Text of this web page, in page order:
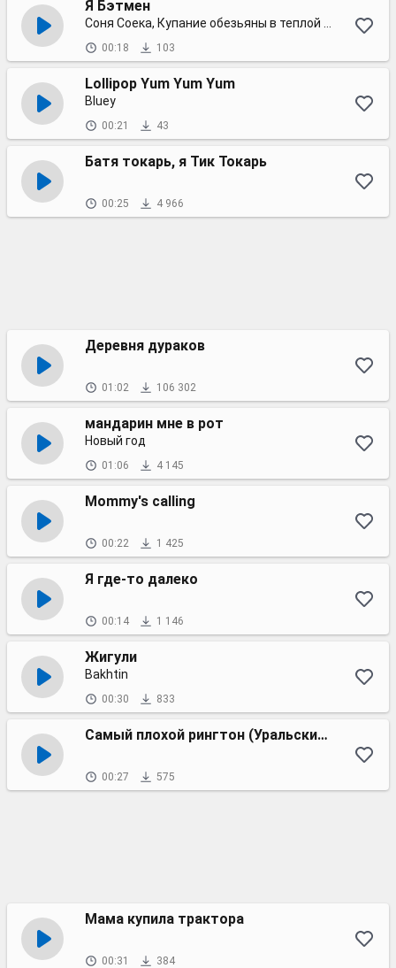
Я Бэтмен
00:18 103
Lollipop Yum Yum Yum
Bluey
00:21 43
Батя токарь, я Тик Токарь
00:25 4 966
Деревня дураков
01:02 106 302
мандарин мне в рот
Новый год
01:06 4 145
Mommy's calling
00:22 1 425
Я где-то далеко
00:14 1 146
Жигули
Bakhtin
00:30 833
Cамый плохой рингтон (Уральские пельмени. Зе BAD)
00:27 575
Мама купила трактора
00:31 384